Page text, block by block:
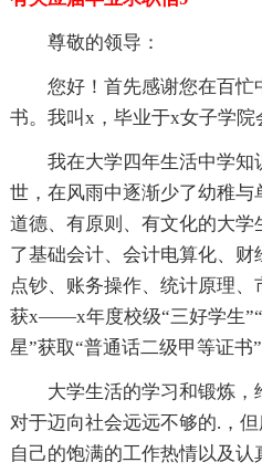
尊敬的领导：
您好！首先感谢您在百
书。我叫x，毕业于x女子学院
我在大学四年生活中学知
世，在风雨中逐渐少了幼稚
道德、有原则、有文化的大学
了基础会计、会计电算化、财
点钞、账务操作、统计原理
获x——x年度校级“三好学生
星”获取“普通话二级甲等证书”
大学生活的学习和锻炼，
对于迈向社会远远不够的.，
自己的饱满的工作热情以及